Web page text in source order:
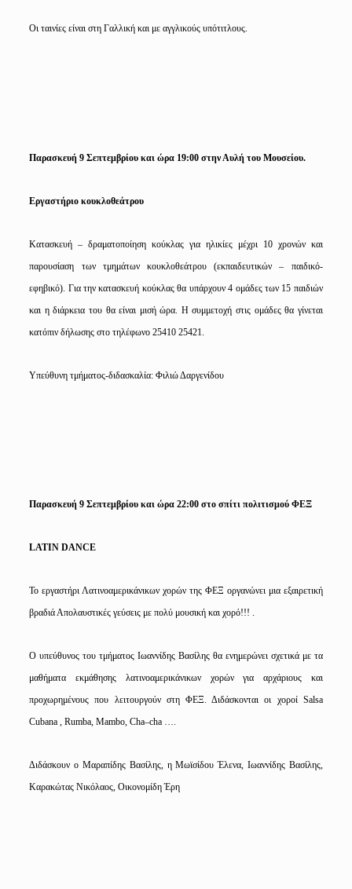
Οι ταινίες είναι στη Γαλλική και με αγγλικούς υπότιτλους.
Παρασκευή 9 Σεπτεμβρίου και ώρα 19:00 στην Αυλή του Μουσείου.
Εργαστήριο κουκλοθεάτρου
Κατασκευή – δραματοποίηση κούκλας για ηλικίες μέχρι 10 χρονών και
παρουσίαση των τμημάτων κουκλοθεάτρου (εκπαιδευτικών – παιδικό-
εφηβικό). Για την κατασκευή κούκλας θα υπάρχουν 4 ομάδες των 15 παιδιών
και η διάρκεια του θα είναι μισή ώρα. Η συμμετοχή στις ομάδες θα γίνεται
κατόπιν δήλωσης στο τηλέφωνο 25410 25421.
Υπεύθυνη τμήματος-διδασκαλία: Φιλιώ Δαργενίδου
Παρασκευή 9 Σεπτεμβρίου και ώρα 22:00 στο σπίτι πολιτισμού ΦΕΞ
LATINDANCE
Το εργαστήρι Λατινοαμερικάνικων χορών της ΦΕΞ οργανώνει μια εξαιρετική
βραδιά Απολαυστικές γεύσεις με πολύ μουσική και χορό!!! .
Ο υπεύθυνος του τμήματος Ιωαννίδης Βασίλης θα ενημερώνει σχετικά με τα
μαθήματα εκμάθησης λατινοαμερικάνικων χορών για αρχάριους και
προχωρημένους που λειτουργούν στη ΦΕΞ. Διδάσκονται οι χοροί Salsa
Cubana ,Rumba,Mambo,Cha–cha ….
Διδάσκουν ο Μαραπίδης Βασίλης, η Μωϊσίδου Έλενα, Ιωαννίδης Βασίλης,
Καρακώτας Νικόλαος, Οικονομίδη Έρη